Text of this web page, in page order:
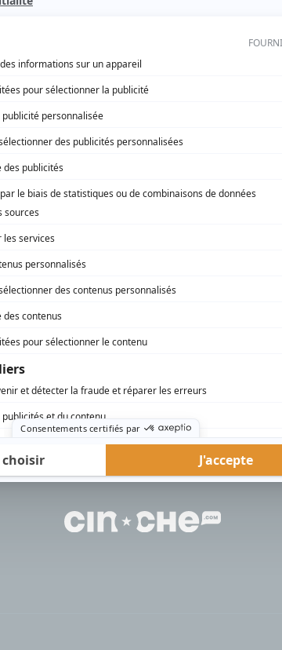
son petit écran. Celui qu’on surnomme parfois «l’encyclopédie de
la télé québécoise. On peut l’entendre régulièrement